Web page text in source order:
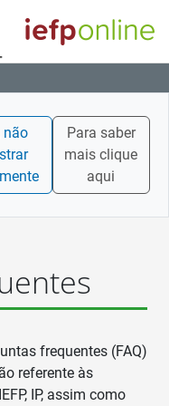
não
Para saber
mais clique
aqui
frequentes (FAQ)
referente às
IP, assim como